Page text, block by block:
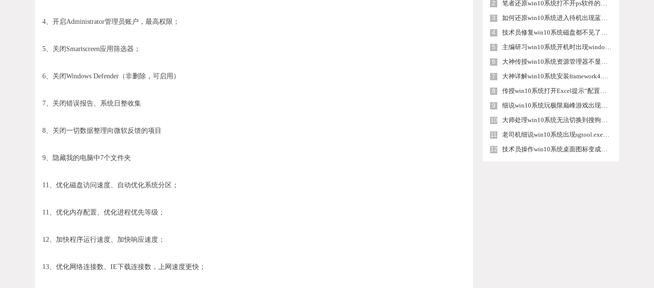
4、开启Administrator管理员账户，最高权限；
5、关闭Smartscreen应用筛选器；
6、关闭Windows Defender（非删除，可启用）
7、关闭错误报告、系统日整收集
8、关闭一切数据整理向微软反馈的项目
9、隐藏我的电脑中7个文件夹
11、优化磁盘访问速度、自动优化系统分区；
11、优化内存配置、优化进程优先等级；
12、加快程序运行速度、加快响应速度；
13、优化网络连接数、IE下载连接数，上网速度更快；
2 笔者还原win10系统打不开ps软件的教程
3 如何还原win10系统进入待机出现蓝屏的方案
4 技术员修复win10系统磁盘都不见了的步骤
5 主编研习win10系统开机时出现windows setup的步骤
6 大神传授win10系统资源管理器不显示菜单栏的步骤
7 大神详解win10系统安装framework4.5失败的教程
8 传授win10系统打开Excel提示“配置标识不正确，系统无法开始服务
9 细说win10系统玩极限巅峰游戏出现闪退的方案
10 大师处理win10系统无法切换到搜狗输入法的技巧
11 老司机细说win10系统出现sgtool.exe应用程序错误的方法
12 技术员操作win10系统桌面图标变成一样的步骤